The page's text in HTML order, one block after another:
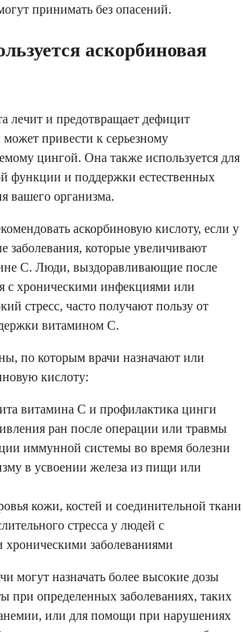
принимать без опасений.
аскорбиновая
лечит и предотвращает дефицит
привести к серьезному
цингой. Она также используется для
функции и поддержки естественных
вашего организма.
аскорбиновую кислоту, если у
заболевания, которые увеличивают
C. Люди, выздоравливающие после
с хроническими инфекциями или
стресс, часто получают пользу от
витамином C.
по которым врачи назначают или
кислоту:
витамина C и профилактика цинги
ран после операции или травмы
иммунной системы во время болезни
в усвоении железа из пищи или
кожи, костей и соединительной ткани
стресса у людей с
заболеваниями
могут назначать более высокие дозы
при определенных заболеваниях, таких
или для помощи при нарушениях